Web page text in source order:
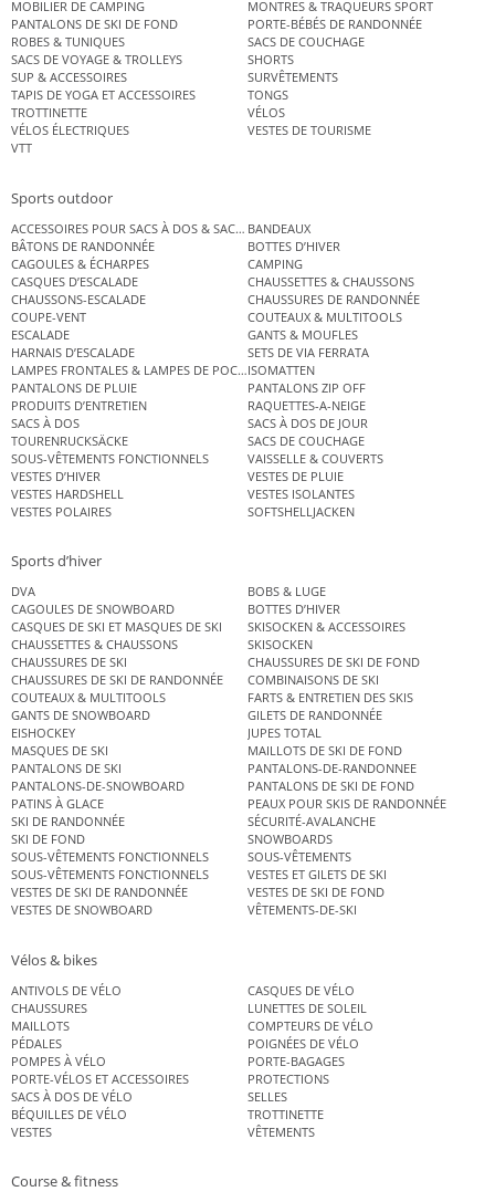
MOBILIER DE CAMPING
MONTRES & TRAQUEURS SPORT
PANTALONS DE SKI DE FOND
PORTE-BÉBÉS DE RANDONNÉE
ROBES & TUNIQUES
SACS DE COUCHAGE
SACS DE VOYAGE & TROLLEYS
SHORTS
SUP & ACCESSOIRES
SURVÊTEMENTS
TAPIS DE YOGA ET ACCESSOIRES
TONGS
TROTTINETTE
VÉLOS
VÉLOS ÉLECTRIQUES
VESTES DE TOURISME
VTT
Sports outdoor
ACCESSOIRES POUR SACS À DOS & SACS ÉTANCHES
BANDEAUX
BÂTONS DE RANDONNÉE
BOTTES D’HIVER
CAGOULES & ÉCHARPES
CAMPING
CASQUES D’ESCALADE
CHAUSSETTES & CHAUSSONS
CHAUSSONS-ESCALADE
CHAUSSURES DE RANDONNÉE
COUPE-VENT
COUTEAUX & MULTITOOLS
ESCALADE
GANTS & MOUFLES
HARNAIS D’ESCALADE
SETS DE VIA FERRATA
LAMPES FRONTALES & LAMPES DE POCHEISOMATTEN
PANTALONS DE PLUIE
PANTALONS ZIP OFF
PRODUITS D’ENTRETIEN
RAQUETTES-A-NEIGE
SACS À DOS
SACS À DOS DE JOUR
TOURENRUCKSÄCKE
SACS DE COUCHAGE
SOUS-VÊTEMENTS FONCTIONNELS
VAISSELLE & COUVERTS
VESTES D’HIVER
VESTES DE PLUIE
VESTES HARDSHELL
VESTES ISOLANTES
VESTES POLAIRES
SOFTSHELLJACKEN
Sports d’hiver
DVA
BOBS & LUGE
CAGOULES DE SNOWBOARD
BOTTES D’HIVER
CASQUES DE SKI ET MASQUES DE SKI
SKISOCKEN & ACCESSOIRES
CHAUSSETTES & CHAUSSONS
SKISOCKEN
CHAUSSURES DE SKI
CHAUSSURES DE SKI DE FOND
CHAUSSURES DE SKI DE RANDONNÉE
COMBINAISONS DE SKI
COUTEAUX & MULTITOOLS
FARTS & ENTRETIEN DES SKIS
GANTS DE SNOWBOARD
GILETS DE RANDONNÉE
EISHOCKEY
JUPES TOTAL
MASQUES DE SKI
MAILLOTS DE SKI DE FOND
PANTALONS DE SKI
PANTALONS-DE-RANDONNEE
PANTALONS-DE-SNOWBOARD
PANTALONS DE SKI DE FOND
PATINS À GLACE
PEAUX POUR SKIS DE RANDONNÉE
SKI DE RANDONNÉE
SÉCURITÉ-AVALANCHE
SKI DE FOND
SNOWBOARDS
SOUS-VÊTEMENTS FONCTIONNELS
SOUS-VÊTEMENTS
SOUS-VÊTEMENTS FONCTIONNELS
VESTES ET GILETS DE SKI
VESTES DE SKI DE RANDONNÉE
VESTES DE SKI DE FOND
VESTES DE SNOWBOARD
VÊTEMENTS-DE-SKI
Vélos & bikes
ANTIVOLS DE VÉLO
CASQUES DE VÉLO
CHAUSSURES
LUNETTES DE SOLEIL
MAILLOTS
COMPTEURS DE VÉLO
PÉDALES
POIGNÉES DE VÉLO
POMPES À VÉLO
PORTE-BAGAGES
PORTE-VÉLOS ET ACCESSOIRES
PROTECTIONS
SACS À DOS DE VÉLO
SELLES
BÉQUILLES DE VÉLO
TROTTINETTE
VESTES
VÊTEMENTS
Course & fitness